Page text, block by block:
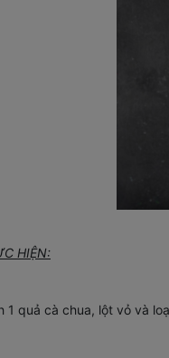
HIỆN:
1 quả cà chua, lột vỏ và